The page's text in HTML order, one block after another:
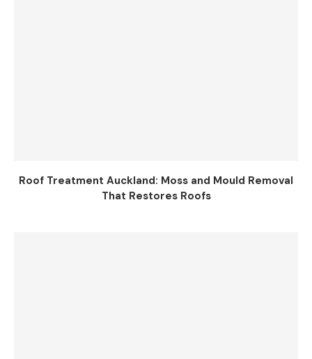
Roof Treatment Auckland: Moss and Mould Removal
That Restores Roofs